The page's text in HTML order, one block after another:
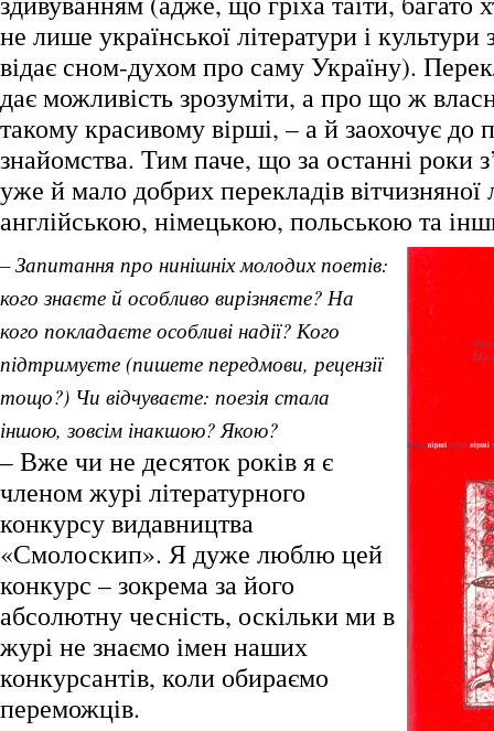
не лише української літератури і
відає сном-духом про саму Україну).
дає можливість зрозуміти, а про що ж
такому красивому вірші, – а й заохочує до
знайомства. Тим паче, що за останні роки
уже й мало добрих перекладів вітчизняної
англійською, німецькою, польською та
– Запитання про нинішніх молодих поетів:
кого знаєте й особливо вирізняєте? На
кого покладаєте особливі надії? Кого
підтримуєте (пишете передмови, рецензії
тощо?) Чи відчуваєте: поезія стала
іншою, зовсім інакшою? Якою?
– Вже чи не десяток років я є
членом журі літературного
конкурсу видавництва
«Смолоскип». Я дуже люблю цей
конкурс – зокрема за його
абсолютну чесність, оскільки ми в
журі не знаємо імен наших
конкурсантів, коли обираємо
переможців.